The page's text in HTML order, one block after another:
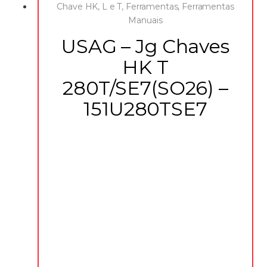
Chave HK, L e T, Ferramentas, Ferramentas
Manuais
USAG – Jg Chaves
HK T
280T/SE7(SO26) –
151U280TSE7